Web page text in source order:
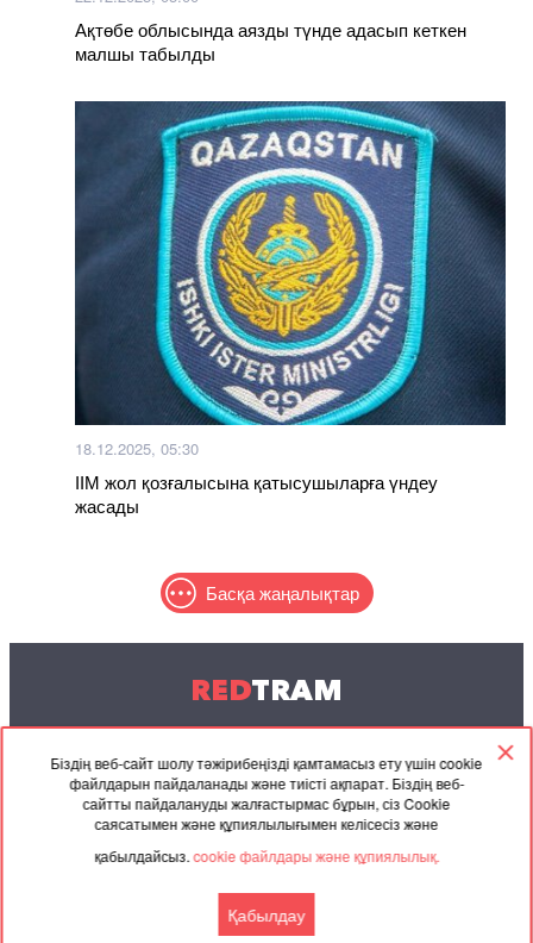
Біздің веб-сайт шолу тәжірибеңізді қамтамасыз ету үшін cookie
файлдарын пайдаланады және тиісті ақпарат. Біздің веб-
сайтты пайдалануды жалғастырмас бұрын, сіз Cookie
саясатымен және құпиялылығымен келісесіз және
қабылдайсыз.cookie файлдары және құпиялылық.
Қабылдау
Ақтөбе облысында аязды түнде адасып кеткен
малшы табылды
18.12.2025, 05:30
ІІМ жол қозғалысына қатысушыларға үндеу
жасады
Басқа жаңалықтар
REDTRAM
© 2004-2026 Redtram, Ltd.
Ынтымақтастық
Серіктес
материалдар
Мұрағат
Келісімі
Байланысу